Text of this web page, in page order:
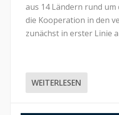
aus 14 Ländern rund um
die Kooperation in den
zunächst in erster Linie
WEITERLESEN